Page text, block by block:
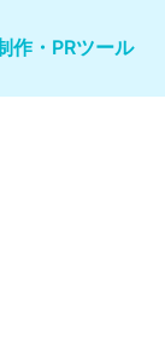
作・PRツール